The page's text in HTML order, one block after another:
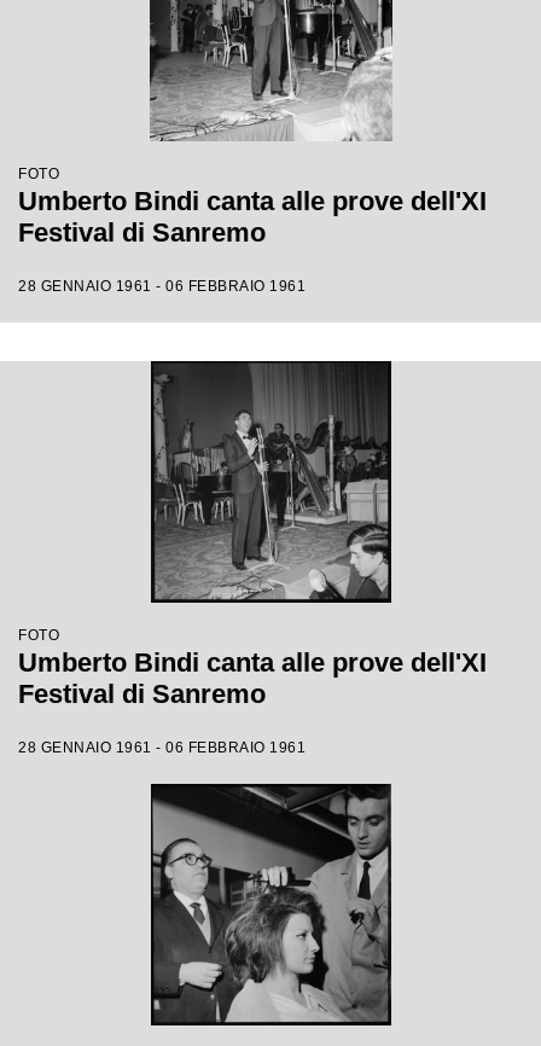
FOTO
Umberto Bindi canta alle prove dell'XI
Festival di Sanremo
28 GENNAIO 1961 - 06 FEBBRAIO 1961
FOTO
Umberto Bindi canta alle prove dell'XI
Festival di Sanremo
28 GENNAIO 1961 - 06 FEBBRAIO 1961